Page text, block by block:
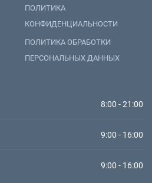
ПОЛИТИКА
КОНФИДЕНЦИАЛЬНОСТИ
ПОЛИТИКА ОБРАБОТКИ
ПЕРСОНАЛЬНЫХ ДАННЫХ
8:00 - 21:00
9:00 - 16:00
9:00 - 16:00